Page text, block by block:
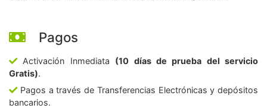
Pagos
Activación Inmediata (10 días de prueba del servicio
Gratis).
Pagos a través de Transferencias Electrónicas y depósitos
bancarios.